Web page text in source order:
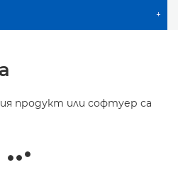
+
продукт или софтуер са